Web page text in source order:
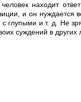
находит
и он нуждается
и т. д. Не зря
суждений в